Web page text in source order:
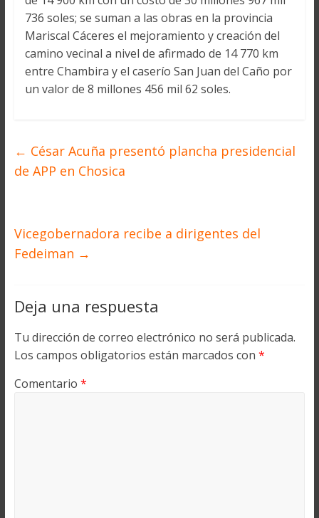
736 soles; se suman a las obras en la provincia
Mariscal Cáceres el mejoramiento y creación del
camino vecinal a nivel de afirmado de 14 770 km
entre Chambira y el caserío San Juan del Caño por
un valor de 8 millones 456 mil 62 soles.
← César Acuña presentó plancha presidencial
de APP en Chosica
Vicegobernadora recibe a dirigentes del
Fedeiman →
Deja una respuesta
Tu dirección de correo electrónico no será publicada.
Los campos obligatorios están marcados con *
Comentario *